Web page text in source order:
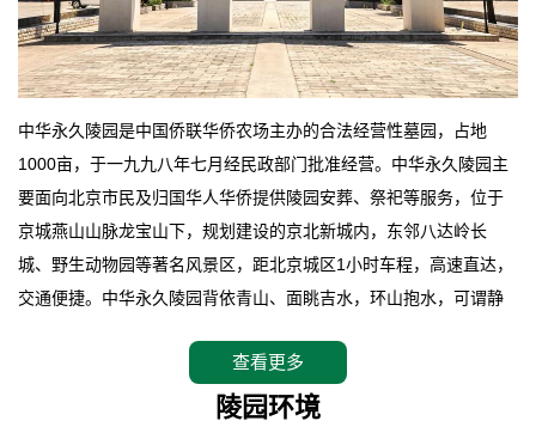
中华永久陵园是中国侨联华侨农场主办的合法经营性墓园，占地
1000亩，于一九九八年七月经民政部门批准经营。中华永久陵园主
要面向北京市民及归国华人华侨提供陵园安葬、祭祀等服务，位于
京城燕山山脉龙宝山下，规划建设的京北新城内，东邻八达岭长
城、野生动物园等著名风景区，距北京城区1小时车程，高速直达，
交通便捷。中华永久陵园背依青山、面眺吉水，环山抱水，可谓静
地。在总体设计上完全以中国传统文化作为前渠，由三条山脊环绕
而成，宛如一把太师椅，呈坐南朝北向，左青龙，右白虎，前朱
查看更多
陵园环境